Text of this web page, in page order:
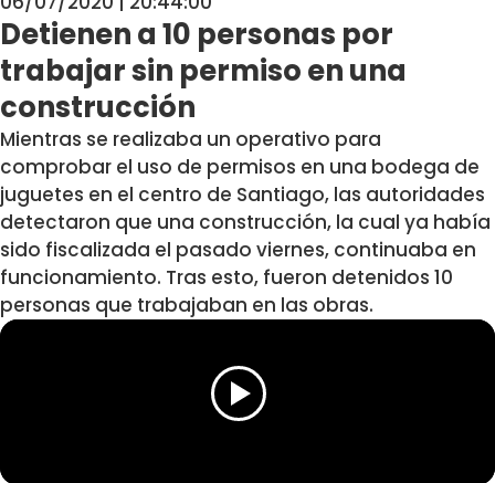
Detienen a 10 personas por
trabajar sin permiso en una
construcción
Mientras se realizaba un operativo para
comprobar el uso de permisos en una bodega de
juguetes en el centro de Santiago, las autoridades
detectaron que una construcción, la cual ya había
sido fiscalizada el pasado viernes, continuaba en
funcionamiento. Tras esto, fueron detenidos 10
personas que trabajaban en las obras.